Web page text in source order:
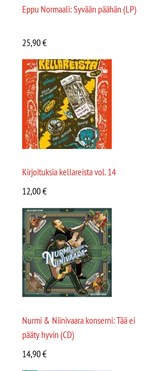
Eppu Normaali: Syvään päähän (LP)
25,90€
Kirjoituksia kellareista vol. 14
12,00€
Nurmi & Niinivaara konserni: Tää ei
pääty hyvin (CD)
14,90€